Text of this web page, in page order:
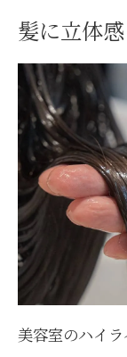
美容室
は
初め
ポイント
美容室で
美容室
力
大阪
ン
美容
髪に立体
美容室のハイ